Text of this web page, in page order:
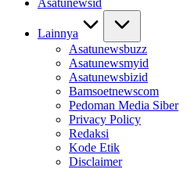
Asatunewsid
Lainnya
Asatunewsbuzz
Asatunewsmyid
Asatunewsbizid
Bamsoetnewscom
Pedoman Media Siber
Privacy Policy
Redaksi
Kode Etik
Disclaimer